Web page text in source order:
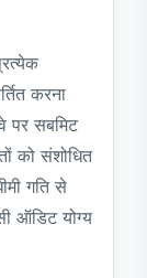
करना
पर सबमिट
को संशोधित
गति से
ऑडिट योग्य